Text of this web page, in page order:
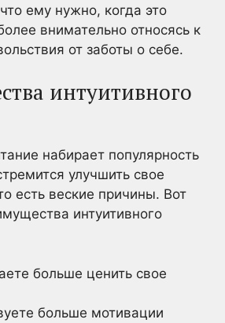
ему нужно, когда это
внимательно относясь к
от заботы о себе.
интуитивного
набирает популярность
улучшить свое
есть веские причины. Вот
интуитивного
больше ценить свое
больше мотивации